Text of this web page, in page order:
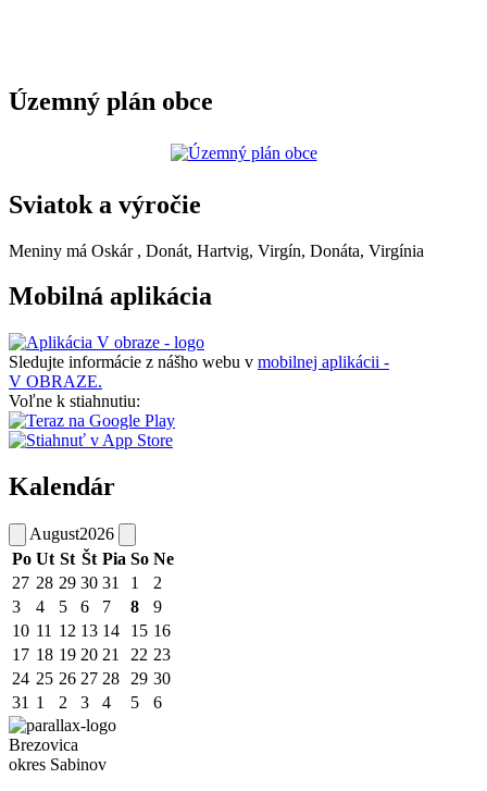
Územný plán obce
Sviatok a výročie
Meniny má Oskár , Donát, Hartvig, Virgín, Donáta, Virgínia
Mobilná aplikácia
Sledujte informácie z nášho webu v mobilnej aplikácii -
V OBRAZE.
Voľne k stiahnutiu:
Kalendár
August2026
Po Ut St Št Pia So Ne
27 28 29 30 31 1
2
3
4 5 6 7 8
9
10 11 12 13 14 15 16
17 18 19 20 21 22 23
24 25 26 27 28 29 30
31 1 2 3 4 5 6
Brezovica
okres Sabinov